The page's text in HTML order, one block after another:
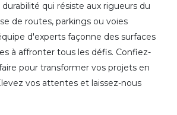
qui résiste aux rigueurs du
de routes, parkings ou voies
d'experts façonne des surfaces
à affronter tous les défis. Confiez-
pour transformer vos projets en
vos attentes et laissez-nous